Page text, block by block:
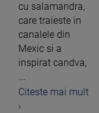
cu salamandra,
care traieste in
canalele din
Mexic si a
inspirat candva,
...
Citeste mai mult
›